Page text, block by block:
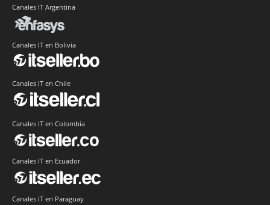
Canales IT Argentina
Canales IT en Bolivia
Canales IT en Chile
Canales IT en Colombia
Canales IT en Ecuador
Canales IT en Paraguay